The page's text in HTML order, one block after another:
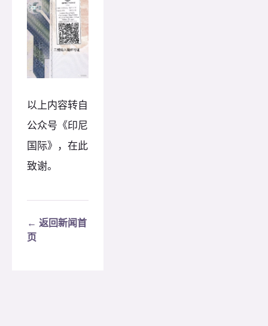
以上内容转自
公众号《印尼
国际》，在此
致谢。
← 返回新闻首
页